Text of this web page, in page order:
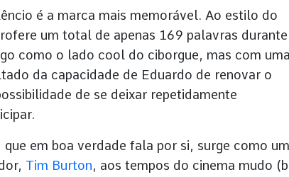
é a marca mais memorável. Ao estilo do
um total de apenas 169 palavras durante
como o lado cool do ciborgue, mas com
da capacidade de Eduardo de renovar o
de se deixar repetidamente
em boa verdade fala por si, surge como
Tim Burton, aos tempos do cinema mudo